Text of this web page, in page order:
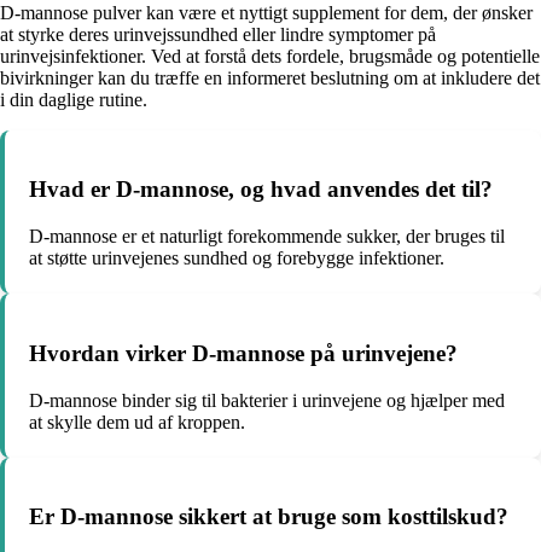
D-mannose pulver kan være et nyttigt supplement for dem, der ønsker
at styrke deres urinvejssundhed eller lindre symptomer på
urinvejsinfektioner. Ved at forstå dets fordele, brugsmåde og potentielle
bivirkninger kan du træffe en informeret beslutning om at inkludere det
i din daglige rutine.
Hvad er D-mannose, og hvad anvendes det til?
D-mannose er et naturligt forekommende sukker, der bruges til
at støtte urinvejenes sundhed og forebygge infektioner.
Hvordan virker D-mannose på urinvejene?
D-mannose binder sig til bakterier i urinvejene og hjælper med
at skylle dem ud af kroppen.
Er D-mannose sikkert at bruge som kosttilskud?